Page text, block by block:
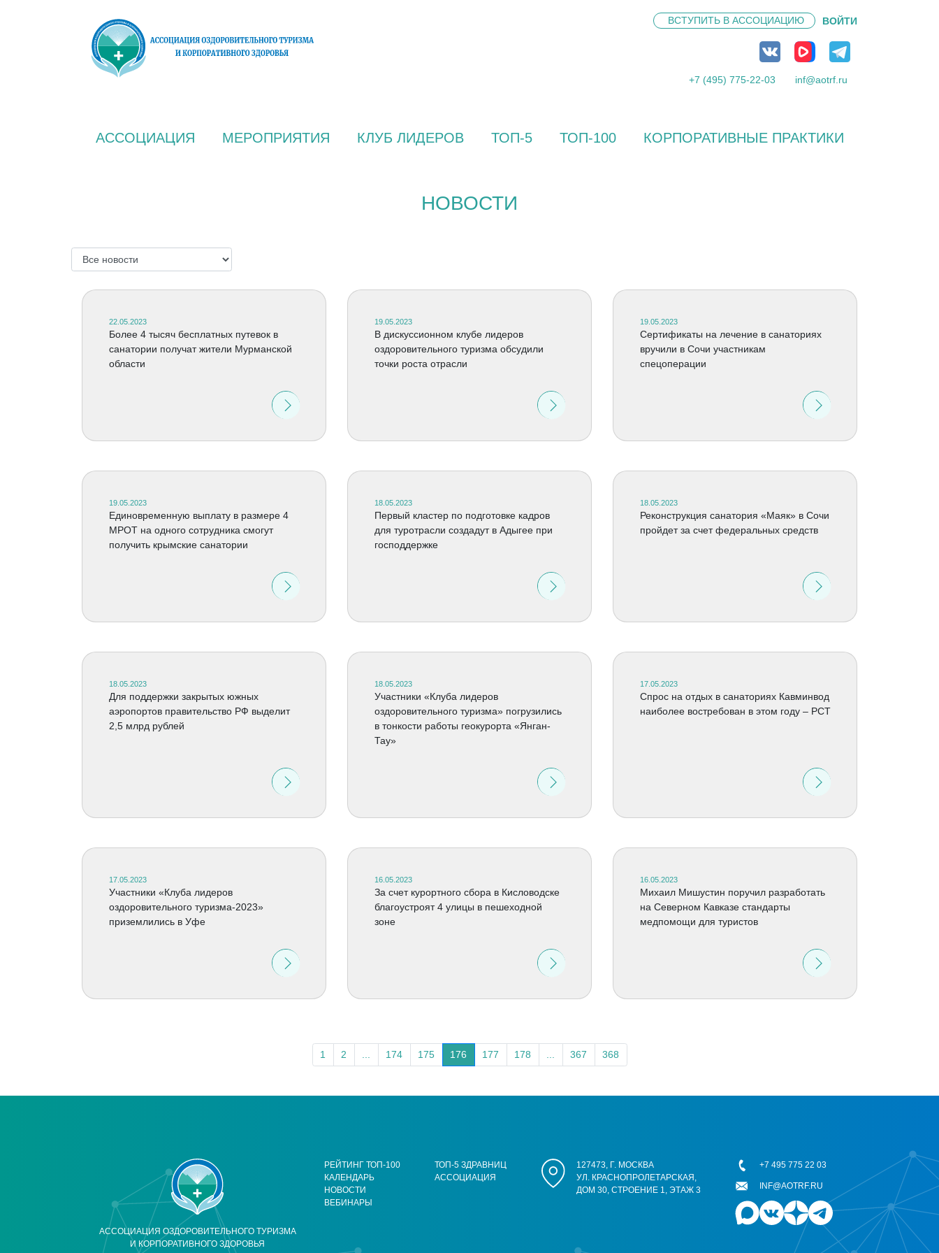
ВСТУПИТЬ В АССОЦИАЦИЮ ВОЙТИ
+7 (495) 775-22-03 inf@aotrf.ru
АССОЦИАЦИЯ МЕРОПРИЯТИЯ КЛУБ ЛИДЕРОВ ТОП-5 ТОП-100 КОРПОРАТИВНЫЕ ПРАКТИКИ
НОВОСТИ
22.05.2023
Более 4 тысяч бесплатных путевок в
санатории получат жители Мурманской
области
19.05.2023
В дискуссионном клубе лидеров
оздоровительного туризма обсудили
точки роста отрасли
19.05.2023
Сертификаты на лечение в санаториях
вручили в Сочи участникам
спецоперации
19.05.2023
Единовременную выплату в размере 4
МРОТ на одного сотрудника смогут
получить крымские санатории
18.05.2023
Первый кластер по подготовке кадров
для туротрасли создадут в Адыгее при
господдержке
18.05.2023
Реконструкция санатория «Маяк» в Сочи
пройдет за счет федеральных средств
18.05.2023
Для поддержки закрытых южных
аэропортов правительство РФ выделит
2,5 млрд рублей
18.05.2023
Участники «Клуба лидеров
оздоровительного туризма» погрузились
в тонкости работы геокурорта «Янган-
Тау»
17.05.2023
Спрос на отдых в санаториях Кавминвод
наиболее востребован в этом году – РСТ
17.05.2023
Участники «Клуба лидеров
оздоровительного туризма-2023»
приземлились в Уфе
16.05.2023
За счет курортного сбора в Кисловодске
благоустроят 4 улицы в пешеходной
зоне
16.05.2023
Михаил Мишустин поручил разработать
на Северном Кавказе стандарты
медпомощи для туристов
1 2 174 175 176 177 178 367 368
АССОЦИАЦИЯ ОЗДОРОВИТЕЛЬНОГО ТУРИЗМА
И КОРПОРАТИВНОГО ЗДОРОВЬЯ
РЕЙТИНГ ТОП-100
КАЛЕНДАРЬ
НОВОСТИ
ВЕБИНАРЫ
ТОП-5 ЗДРАВНИЦ
АССОЦИАЦИЯ
127473, Г. МОСКВА
УЛ. КРАСНОПРОЛЕТАРСКАЯ,
ДОМ 30, СТРОЕНИЕ 1, ЭТАЖ 3
+7 495 775 22 03
INF@AOTRF.RU